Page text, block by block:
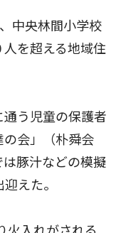
中央林間小学校
を超える地域住
う児童の保護者
の会」（朴舜会
豚汁などの模擬
えた。